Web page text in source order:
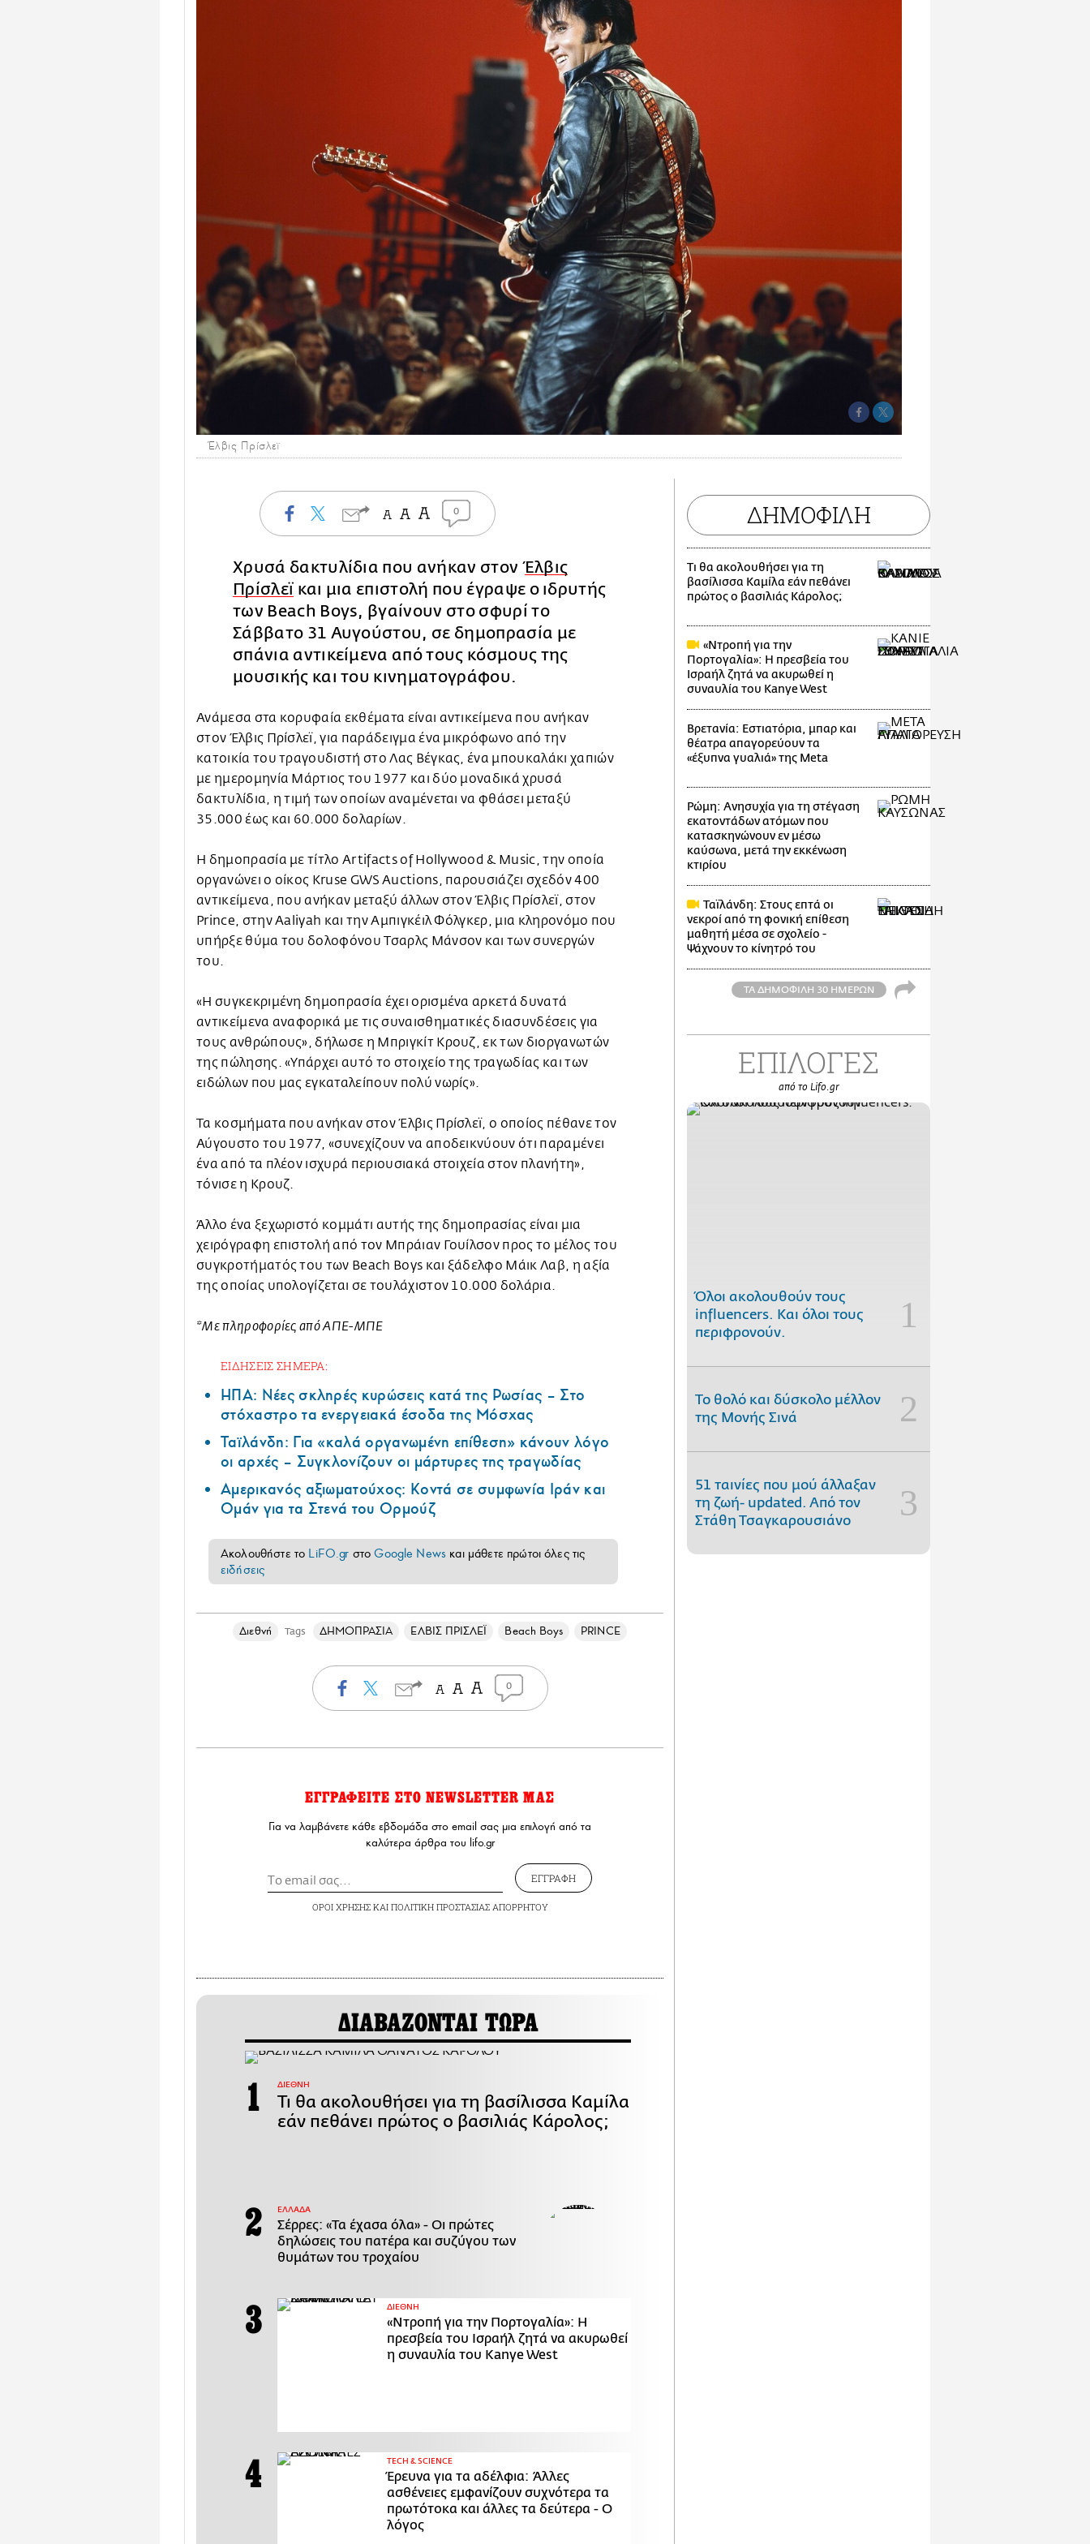
Έλβις Πρίσλεϊ
0
Χρυσά δακτυλίδια που ανήκαν στονΈλβις
Πρίσλεϊ και μια επιστολή που έγραψε ο ιδρυτής
των Beach Boys, βγαίνουν στο σφυρί το
Σάββατο 31 Αυγούστου, σε δημοπρασία με
σπάνια αντικείμενα από τους κόσμους της
μουσικής και του κινηματογράφου.
Ανάμεσα στα κορυφαία εκθέματα είναι αντικείμενα που ανήκαν
στον Έλβις Πρίσλεϊ, για παράδειγμα ένα μικρόφωνο από την
κατοικία του τραγουδιστή στο Λας Βέγκας, ένα μπουκαλάκι χαπιών
με ημερομηνία Μάρτιος του 1977 και δύο μοναδικά χρυσά
δακτυλίδια, η τιμή των οποίων αναμένεται να φθάσει μεταξύ
35.000 έως και 60.000 δολαρίων.
Η δημοπρασία με τίτλο Artifacts of Hollywood & Music, την οποία
οργανώνει ο οίκος Kruse GWS Auctions, παρουσιάζει σχεδόν 400
αντικείμενα, που ανήκαν μεταξύ άλλων στον Έλβις Πρίσλεϊ, στον
Prince, στην Aaliyah και την Αμπιγκέιλ Φόλγκερ, μια κληρονόμο που
υπήρξε θύμα του δολοφόνου Τσαρλς Μάνσον και των συνεργών
του.
«Η συγκεκριμένη δημοπρασία έχει ορισμένα αρκετά δυνατά
αντικείμενα αναφορικά με τις συναισθηματικές διασυνδέσεις για
τους ανθρώπους», δήλωσε η Μπριγκίτ Κρουζ, εκ των διοργανωτών
της πώλησης. «Υπάρχει αυτό το στοιχείο της τραγωδίας και των
ειδώλων που μας εγκαταλείπουν πολύ νωρίς».
Τα κοσμήματα που ανήκαν στον Έλβις Πρίσλεϊ, ο οποίος πέθανε τον
Αύγουστο του 1977, «συνεχίζουν να αποδεικνύουν ότι παραμένει
ένα από τα πλέον ισχυρά περιουσιακά στοιχεία στον πλανήτη»,
τόνισε η Κρουζ.
Άλλο ένα ξεχωριστό κομμάτι αυτής της δημοπρασίας είναι μια
χειρόγραφη επιστολή από τον Μπράιαν Γουίλσον προς το μέλος του
συγκροτήματός του των Beach Boys και ξάδελφο Μάικ Λαβ, η αξία
της οποίας υπολογίζεται σε τουλάχιστον 10.000 δολάρια.
*Με πληροφορίες από ΑΠΕ-ΜΠΕ
ΕΙΔΗΣΕΙΣ ΣΗΜΕΡΑ:
ΗΠΑ: Nέες σκληρές κυρώσεις κατά της Ρωσίας – Στο
στόχαστρο τα ενεργειακά έσοδα της Μόσχας
Ταϊλάνδη: Για «καλά οργανωμένη επίθεση» κάνουν λόγο
οι αρχές – Συγκλονίζουν οι μάρτυρες της τραγωδίας
Αμερικανός αξιωματούχος: Κοντά σε συμφωνία Ιράν και
Ομάν για τα Στενά του Ορμούζ
Ακολουθήστε το LiFO.gr στοGoogle News και μάθετε πρώτοι όλες τις
ειδήσεις
Διεθνή Tags ΔΗΜΟΠΡΑΣΙΑ ΕΛΒΙΣ ΠΡΙΣΛΕΪ Beach Boys PRINCE
0
ΕΓΓΡΑΦΕΙΤΕ ΣΤΟ NEWSLETTER ΜΑΣ
Για να λαμβάνετε κάθε εβδομάδα στο email σας μια επιλογή από τα
καλύτερα άρθρα του lifo.gr
ΕΓΓΡΑΦΗ
ΟΡΟΙ ΧΡΗΣΗΣΚΑΙ ΠΟΛΙΤΙΚΗ ΠΡΟΣΤΑΣΙΑΣ ΑΠΟΡΡΗΤΟΥ
ΔΙΑΒΑΖΟΝΤΑΙ ΤΩΡΑ
ΔΙΕΘΝΗ
Τι θα ακολουθήσει για τη βασίλισσα Καμίλα
εάν πεθάνει πρώτος ο βασιλιάς Κάρολος;
ΕΛΛΑΔΑ
Σέρρες: «Τα έχασα όλα» - Οι πρώτες
δηλώσεις του πατέρα και συζύγου των
θυμάτων του τροχαίου
ΔΙΕΘΝΗ
«Ντροπή για την Πορτογαλία»: Η
πρεσβεία του Ισραήλ ζητά να ακυρωθεί
η συναυλία του Kanye West
ΤECH & SCIENCE
Έρευνα για τα αδέλφια: Άλλες
ασθένειες εμφανίζουν συχνότερα τα
πρωτότοκα και άλλες τα δεύτερα - Ο
λόγος
ΔΗΜΟΦΙΛΗ
Τι θα ακολουθήσει για τη
βασίλισσα Καμίλα εάν πεθάνει
πρώτος ο βασιλιάς Κάρολος;
«Ντροπή για την
Πορτογαλία»: Η πρεσβεία του
Ισραήλ ζητά να ακυρωθεί η
συναυλία του Kanye West
Βρετανία: Εστιατόρια, μπαρ και
θέατρα απαγορεύουν τα
«έξυπνα γυαλιά» της Meta
Ρώμη: Ανησυχία για τη στέγαση
εκατοντάδων ατόμων που
κατασκηνώνουν εν μέσω
καύσωνα, μετά την εκκένωση
κτιρίου
Ταϊλάνδη: Στους επτά οι
νεκροί από τη φονική επίθεση
μαθητή μέσα σε σχολείο -
Ψάχνουν το κίνητρό του
ΤΑ ΔΗΜΟΦΙΛΗ 30 ΗΜΕΡΩΝ
ΕΠΙΛΟΓΕΣ
από το Lifo.gr
Όλοι ακολουθούν τους
influencers. Και όλοι τους
περιφρονούν.
Το θολό και δύσκολο μέλλον
της Μονής Σινά
51 ταινίες που μού άλλαξαν
τη ζωή- updated. Aπό τον
Στάθη Τσαγκαρουσιάνο